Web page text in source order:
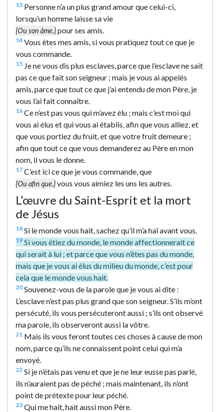
13 Personne n’a un plus grand amour que celui-ci,
lorsqu’un homme laisse sa vie
{Ou son âme.}pour ses amis.
14 Vous êtes mes amis, si vous pratiquez tout ce que je
vous commande.
15 Je ne vous dis plus esclaves, parce que l’esclave ne sait
pas ce que fait son seigneur ; mais je vous ai appelés
amis, parce que tout ce que j’ai entendu de mon Père, je
vous l’ai fait connaître.
16 Ce n’est pas vous qui m’avez élu ; mais c’est moi qui
vous ai élus et qui vous ai établis, afin que vous alliez, et
que vous portiez du fruit, et que votre fruit demeure ;
afin que tout ce que vous demanderez au Père en mon
nom, il vous le donne.
17 C’est ici ce que je vous commande, que
{Ou afin que.}vous vous aimiez les uns les autres.
L’œuvre du Saint-Esprit et la mort
de Jésus
18 Si le monde vous hait, sachez qu’il m’a haï avant vous.
19 Si vous étiez du monde, le monde affectionnerait ce
qui serait à lui ; et parce que vous n’êtes pas du monde,
mais que je vous ai élus du milieu du monde, c’est pour
cela que le monde vous hait.
20Souvenez-vous de la parole que je vous ai dite :
L’esclave n’est pas plus grand que son seigneur. S’ils m’ont
persécuté, ils vous persécuteront aussi ; s’ils ont observé
ma parole, ils observeront aussi la vôtre.
21 Mais ils vous feront toutes ces choses à cause de mon
nom, parce qu’ils ne connaissent point celui qui m’a
envoyé.
22 Si je n’étais pas venu et que je ne leur eusse pas parlé,
ils n’auraient pas de péché ; mais maintenant, ils n’ont
point de prétexte pour leur péché.
23 Qui me hait, hait aussi mon Père.